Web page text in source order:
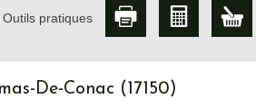
Outils pratiques
De-Conac (17150)